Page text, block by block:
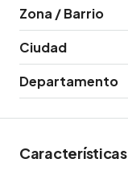
Zona / Barrio
Ciudad
Departamento
Características